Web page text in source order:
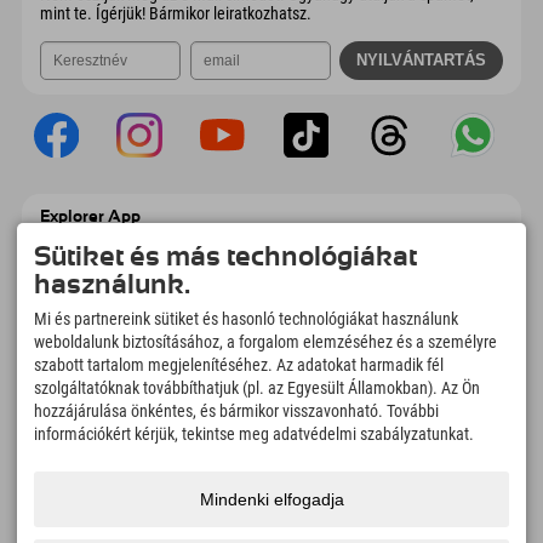
mint te. Ígérjük! Bármikor leiratkozhatsz.
Explorer App
Töltsd fel #ExplorerPillanataidat, az Úticélom
című videódat foglalási áttekintéssel,
bakancslistával, étterem áttekintéssel és
Felfedezős pillanatok ideje
166
Hegyi tavak és
4.634km
Sí- és snowboardpályák
Túrázási és hegymászási
Vendégeink ajánlanak
Sütiket és más technológiákat
használunk.
Mi és partnereink sütiket és hasonló technológiákat használunk
weboldalunk biztosításához, a forgalom elemzéséhez és a személyre
szabott tartalom megjelenítéséhez. Az adatokat harmadik fél
szolgáltatóknak továbbíthatjuk (pl. az Egyesült Államokban). Az Ön
hozzájárulása önkéntes, és bármikor visszavonható. További
információkért kérjük, tekintse meg adatvédelmi szabályzatunkat.
Mindenki elfogadja